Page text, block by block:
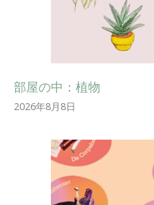
部屋の中：植物
2026年8月8日